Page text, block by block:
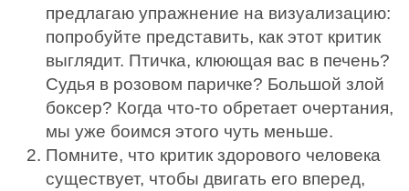
предлагаю упражнение на визуализацию:
попробуйте представить, как этот критик
выглядит. Птичка, клюющая вас в печень?
Судья в розовом паричке? Большой злой
боксер? Когда что-то обретает очертания,
мы уже боимся этого чуть меньше.
Помните, что критик здорового человека
существует, чтобы двигать его вперед,